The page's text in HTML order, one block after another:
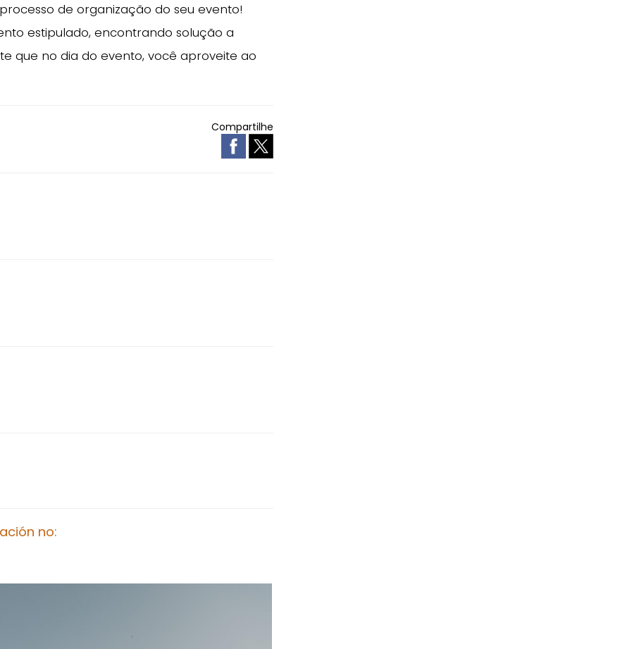
de organização do seu evento!
estipulado, encontrando solução a
que no dia do evento, você aproveite ao
Compartilhe
no: